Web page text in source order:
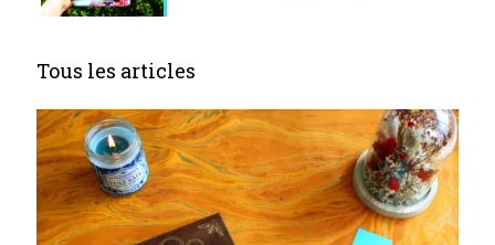
Tous les articles